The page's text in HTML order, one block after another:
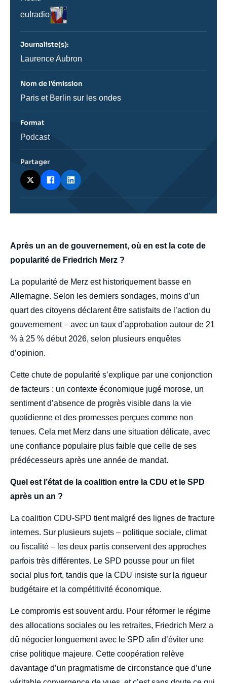
body
Après un an de gouvernement, où en est la cote de
popularité de Friedrich Merz ?
La popularité de Merz est historiquement basse en
Allemagne. Selon les derniers sondages, moins d’un
quart des citoyens déclarent être satisfaits de l’action du
gouvernement – avec un taux d’approbation autour de 21
% à 25 % début 2026, selon plusieurs enquêtes
d’opinion.
Cette chute de popularité s’explique par une conjonction
de facteurs : un contexte économique jugé morose, un
sentiment d’absence de progrès visible dans la vie
quotidienne et des promesses perçues comme non
tenues. Cela met Merz dans une situation délicate, avec
une confiance populaire plus faible que celle de ses
prédécesseurs après une année de mandat.
Quel est l’état de la coalition entre la CDU et le SPD
après un an ?
La coalition CDU-SPD tient malgré des lignes de fracture
internes. Sur plusieurs sujets – politique sociale, climat
ou fiscalité – les deux partis conservent des approches
parfois très différentes. Le SPD pousse pour un filet
social plus fort, tandis que la CDU insiste sur la rigueur
budgétaire et la compétitivité économique.
Le compromis est souvent ardu. Pour réformer le régime
des allocations sociales ou les retraites, Friedrich Merz a
dû négocier longuement avec le SPD afin d’éviter une
crise politique majeure. Cette coopération relève
davantage d’un pragmatisme de circonstance que d’une
Nom
journal,
ou
émission
eu!radio
Logo
Journaliste(s):
Journaliste
Laurence Aubron
Nom de l'émission
Nom
Paris et Berlin sur les ondes
Format
Catégorie
Podcast
Partager